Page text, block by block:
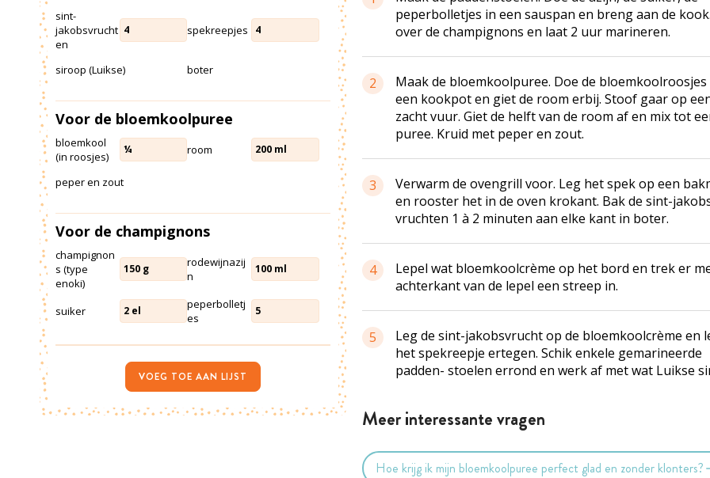
peperbolletjes in een sauspan en breng aan de
over de champignons en laat 2 uur marineren.
2
Maak de bloemkoolpuree. Doe de bloemkoolroosjes
een kookpot en giet de room erbij. Stoof gaar op
zacht vuur. Giet de helft van de room af en mix tot
puree. Kruid met peper en zout.
3
Verwarm de ovengrill voor. Leg het spek op een
en rooster het in de oven krokant. Bak de sint-
vruchten 1 à 2 minuten aan elke kant in boter.
4
Lepel wat bloemkoolcrème op het bord en trek er
achterkant van de lepel een streep in.
5
Leg de sint-jakobsvrucht op de bloemkoolcrème en
het spekreepje ertegen. Schik enkele gemarineerde
padden- stoelen errond en werk af met wat Luikse
Meer interessante vragen
Hoe krijg ik mijn bloemkoolpuree perfect glad en zonder klonters?
sint-
jakobsvrucht
en
4 spekreepjes 4
siroop (Luikse) boter
Voor de bloemkoolpuree
bloemkool
(in roosjes)
¼ room 200 ml
peper en zout
Voor de champignons
champignon
s (type
enoki)
150 g
rodewijnazij
n
100 ml
suiker 2 el
peperbolletj
es
5
VOEG TOE AAN LIJST